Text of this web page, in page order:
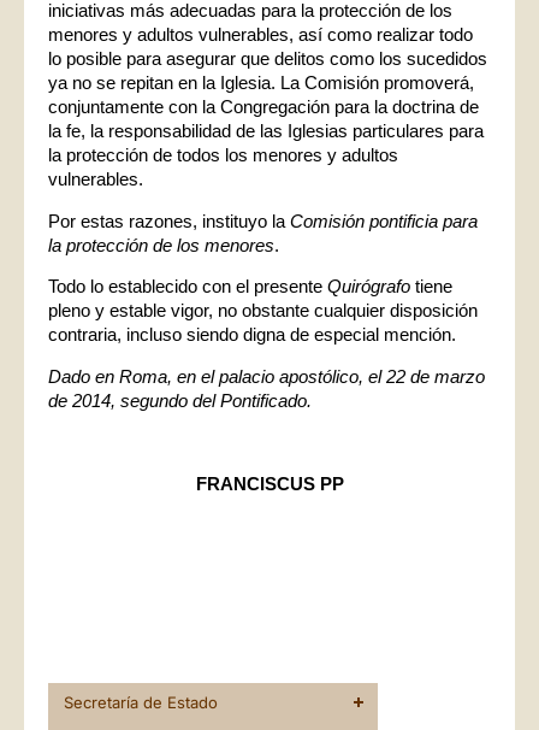
iniciativas más adecuadas para la protección de los
menores y adultos vulnerables, así como realizar todo
lo posible para asegurar que delitos como los sucedidos
ya no se repitan en la Iglesia. La Comisión promoverá,
conjuntamente con la Congregación para la doctrina de
la fe, la responsabilidad de las Iglesias particulares para
la protección de todos los menores y adultos
vulnerables.
Por estas razones, instituyo laComisión pontificia para
la protección de los menores.
Todo lo establecido con el presenteQuirógrafotiene
pleno y estable vigor, no obstante cualquier disposición
contraria, incluso siendo digna de especial mención.
Dado en Roma, en el palacio apostólico, el 22 de marzo
de 2014, segundo del Pontificado.
FRANCISCUS PP
Secretaría de Estado